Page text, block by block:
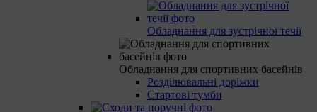
Обладнання для зустрічної течії
Обладнання для спортивних басейнів
Розділювальні доріжки
Стартові тумби